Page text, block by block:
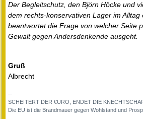
Der Begleitschutz, den Björn Höcke und
dem rechts-konservativen Lager im Alltag
beantwortet die Frage von welcher Seite
Gewalt gegen Andersdenkende ausgeht.
Gruß
Albrecht
--
SCHEITERT DER €URO, ENDET DIE
Die EU ist die Brandmauer gegen Wohlstand und